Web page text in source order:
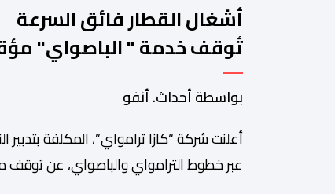
أشغال القطار فائق السرعة
تُوقف خدمة " الباصواي"
في محطتين بالبيضاء
بواسطة أحداث. أنفو
أعلنت شركة “كازا ترامواي”، المكلفة بتدبير
عبر خطوط الترامواي والباصواي، عن